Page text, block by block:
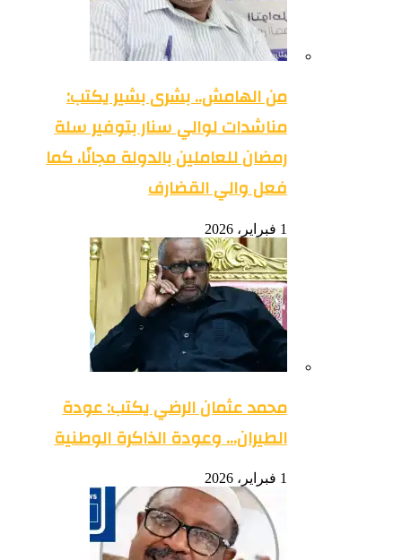
من الهامش.. بشرى بشير يكتب:
مناشدات لوالي سنار بتوفير سلة
رمضان للعاملين بالدولة مجانًا، كما
فعل والي القضارف
محمد عثمان الرضي يكتب: عودة
الطيران… وعودة الذاكرة الوطنية